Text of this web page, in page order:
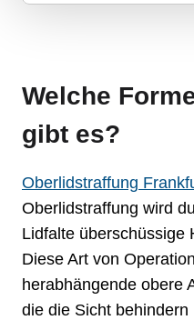
Welche
gibt es?
Oberlidstraffung
Oberlidstraffung wird
Lidfalte überschüssige
Diese Art von
herabhängende obere
die die Sicht behindern